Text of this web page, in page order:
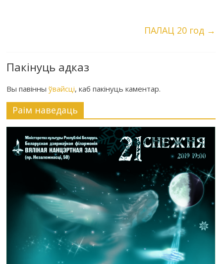
ПАЛАЦ 20 год →
Пакінуць адказ
Вы павінныўвайсці, каб пакінуць каментар.
Раiм наведаць